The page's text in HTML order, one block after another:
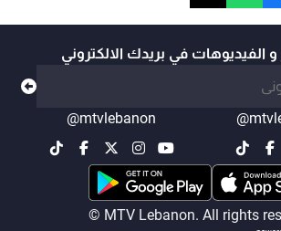
و الفيديوهات في بريدك الالكتروني
@mtvlebanon
© MTV Lebanon. All rights